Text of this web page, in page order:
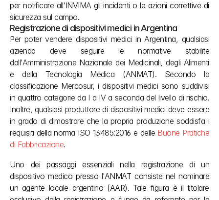
per notificare all'INVIMA gli incidenti o le azioni correttive di
sicurezza sul campo.
Registrazione di dispositivi medici in Argentina
Per poter vendere dispositivi medici in Argentina, qualsiasi
azienda deve seguire le normative stabilite
dall'Amministrazione Nazionale dei Medicinali, degli Alimenti
e della Tecnologia Medica (ANMAT). Secondo la
classificazione Mercosur, i dispositivi medici sono suddivisi
in quattro categorie da I a IV a seconda del livello di rischio.
Inoltre, qualsiasi produttore di dispositivi medici deve essere
in grado di dimostrare che la propria produzione soddisfa i
requisiti della norma ISO 13485:2016 e delle Buone Pratiche
di Fabbricazione.
Uno dei passaggi essenziali nella registrazione di un
dispositivo medico presso l'ANMAT consiste nel nominare
un agente locale argentino (AAR). Tale figura è il titolare